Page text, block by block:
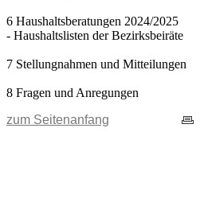
6 Haushaltsberatungen 2024/2025
- Haushaltslisten der Bezirksbeiräte
7 Stellungnahmen und Mitteilungen
8 Fragen und Anregungen
zum Seitenanfang